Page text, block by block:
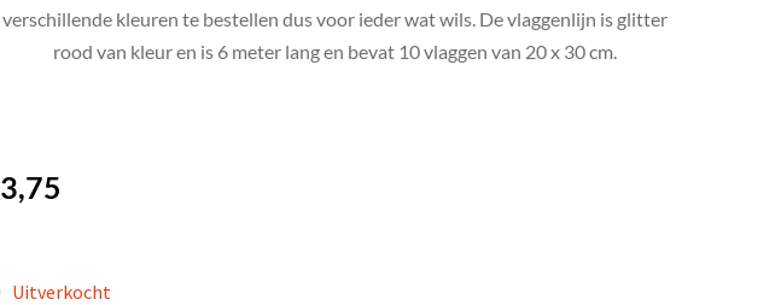
verschillende kleuren te bestellen dus voor ieder wat wils. De vlaggenlijn is glitter
rood van kleur en is 6 meter lang en bevat 10 vlaggen van 20 x 30 cm.
3,75
Uitverkocht